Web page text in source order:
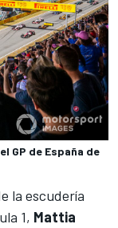
GP de España de
la escudería
1, Mattia